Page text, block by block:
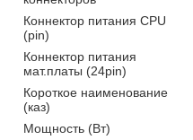
Коннектор питания CPU
(pin)
Коннектор питания
мат.платы (24pin)
Короткое наименование
(каз)
Мощность (Bт)